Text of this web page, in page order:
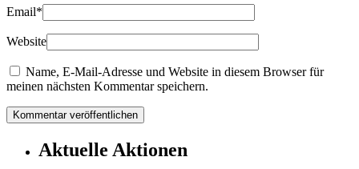
Email*
Website
Name, E-Mail-Adresse und Website in diesem Browser für
meinen nächsten Kommentar speichern.
Aktuelle Aktionen